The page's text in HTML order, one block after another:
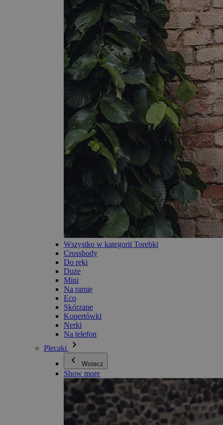
Wszystko w kategorii Torebki
Crossbody
Do ręki
Duże
Mini
Na ramię
Eco
Skórzane
Kopertówki
Nerki
Na telefon
Plecaki
Wstecz
Show more